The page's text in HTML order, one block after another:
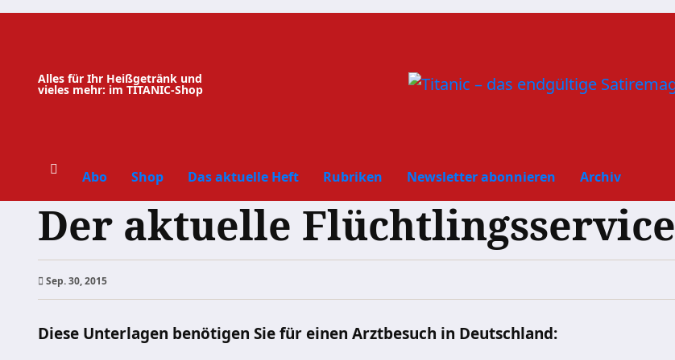
Zum
Alles für Ihr Heißgetränk und
vieles mehr: im TITANIC-Shop
Abo Shop Das aktuelle Heft Rubriken Newsletter abonnieren Archiv
Der aktuelle Flüchtlingsservice
Sep. 30, 2015
Diese Unterlagen benötigen Sie für einen Arztbesuch in Deutschland: